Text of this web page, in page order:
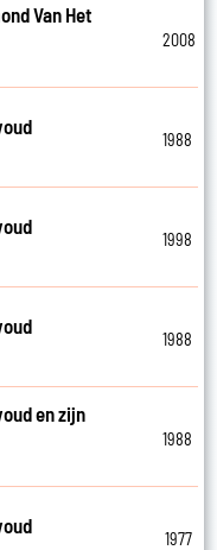
Van Het
2008
1988
1998
1988
en zijn
1988
1977